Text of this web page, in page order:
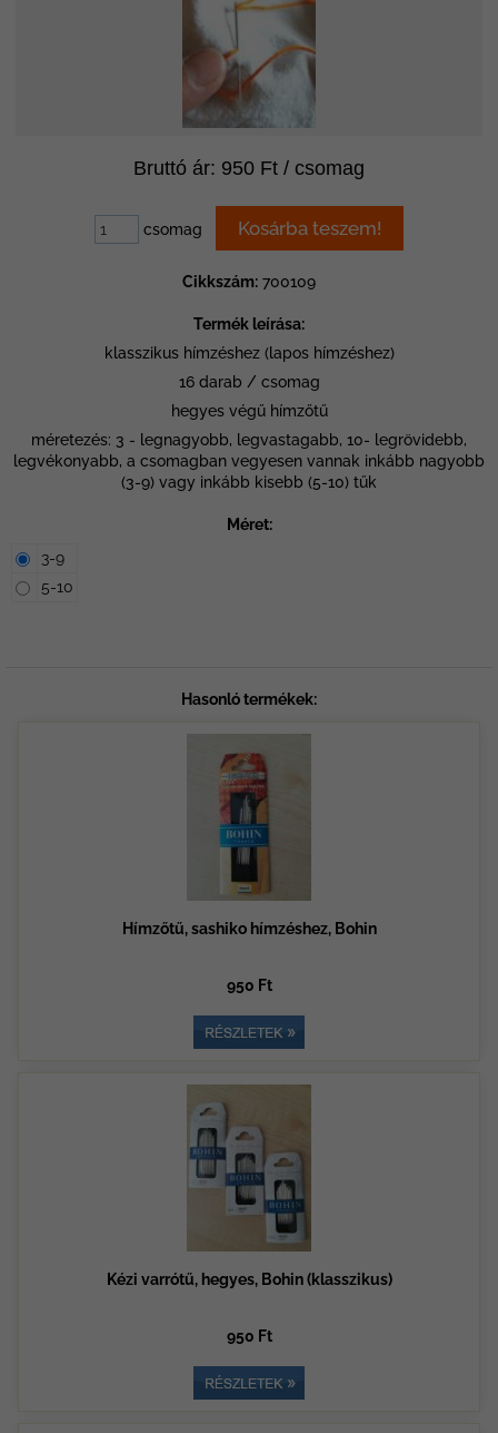
Bruttó ár: 950 Ft / csomag
csomag
Cikkszám: 700109
Termék leírása:
klasszikus hímzéshez (lapos hímzéshez)
16 darab / csomag
hegyes végű hímzőtű
méretezés: 3 - legnagyobb, legvastagabb, 10- legrövidebb,
legvékonyabb, a csomagban vegyesen vannak inkább nagyobb
(3-9) vagy inkább kisebb (5-10) tűk
Méret:
3-9
5-10
Hasonló termékek:
Hímzőtű, sashiko hímzéshez, Bohin
950 Ft
Kézi varrótű, hegyes, Bohin (klasszikus)
950 Ft